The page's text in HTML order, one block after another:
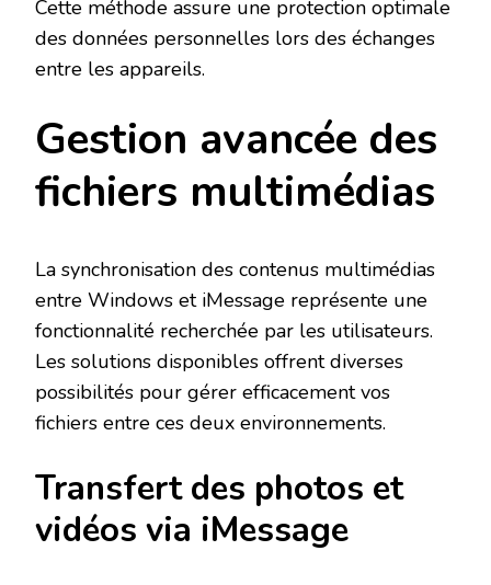
Cette méthode assure une protection optimale
des données personnelles lors des échanges
entre les appareils.
Gestion avancée des
fichiers multimédias
La synchronisation des contenus multimédias
entre Windows et iMessage représente une
fonctionnalité recherchée par les utilisateurs.
Les solutions disponibles offrent diverses
possibilités pour gérer efficacement vos
fichiers entre ces deux environnements.
Transfert des photos et
vidéos via iMessage